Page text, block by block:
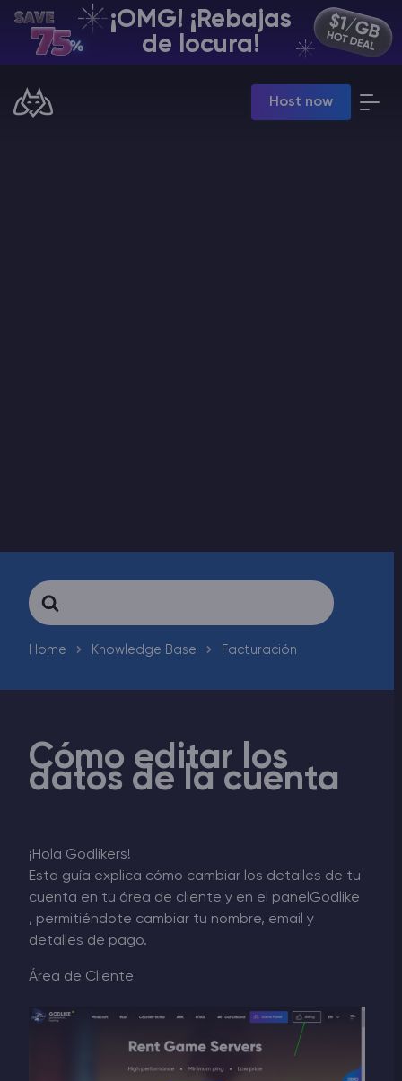
¡OMG! ¡Rebajas
de locura!
Host now
ES | USD
Manage your servers & payments
Search
For
Home Knowledge Base Facturación
Cómo editar los
datos de la cuenta
¡Hola Godlikers!
Esta guía explica cómo cambiar los detalles de tu
cuenta en tu área de cliente y en el panelGodlike
, permitiéndote cambiar tu nombre, email y
detalles de pago.
Área de Cliente